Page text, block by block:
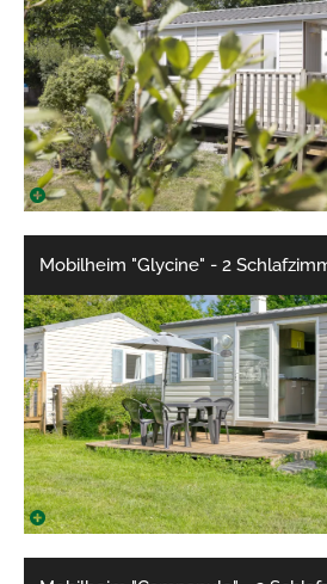
Mobilheim "Glycine" - 2